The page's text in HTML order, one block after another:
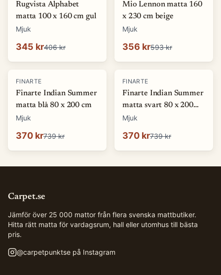
Rugvista Alphabet
matta 100 x 160 cm gul
Mjuk
345 kr406 kr
Mio Lennon matta 160
x 230 cm beige
Mjuk
356 kr593 kr
-50 %
FINARTE
Finarte Indian Summer
matta blå 80 x 200 cm
Mjuk
370 kr739 kr
-50 %
FINARTE
Finarte Indian Summer
matta svart 80 x 200
cm
Mjuk
370 kr739 kr
Carpet.se
Jämför över 25 000 mattor från flera svenska mattbutiker.
Hitta rätt matta för vardagsrum, hall eller utomhus till bästa
pris.
@carpetpunktse på Instagram